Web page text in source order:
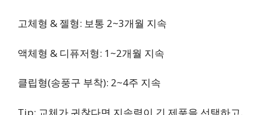
고체형 & 젤형: 보통 2~3개월 지속
액체형 & 디퓨저형: 1~2개월 지속
클립형(송풍구 부착): 2~4주 지속
Tip: 교체가 귀찮다면 지속력이 긴 제품을 선택하고,